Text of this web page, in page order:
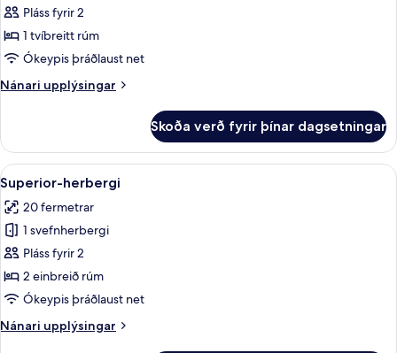
Queen
Room
Pláss fyrir 2
1 tvíbreitt rúm
Ókeypis þráðlaust net
Nánari upplýsingar
Nánari
Room
Skoða verð fyrir þínar dagsetningar
Skoða
allar
myndir
fyrir
Superior-
herbergi
Rúmföt úr egypskri bómull, rúmföt
5
Superior-herbergi
20 fermetrar
1 svefnherbergi
Pláss fyrir 2
2 einbreið rúm
Ókeypis þráðlaust net
Nánari upplýsingar
Nánari